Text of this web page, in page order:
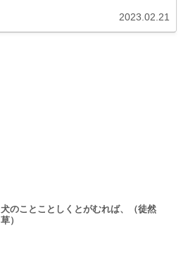
2023.02.21
犬のことことしくとがむれば、（徒然
草）